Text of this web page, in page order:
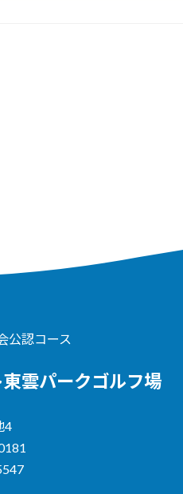
公認コース
雲パークゴルフ場
4